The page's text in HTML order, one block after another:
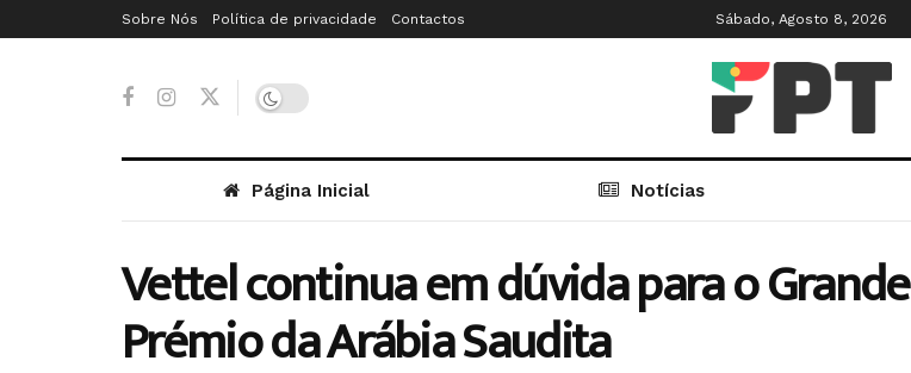
Sobre Nós Política de privacidade Contactos Sábado, Agosto 8, 2026
Página Inicial Notícias
Vettel continua em dúvida para o Grande
Prémio da Arábia Saudita